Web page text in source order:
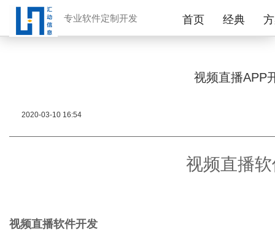
专业软件定制开发 首页 经典
视频直播APP
2020-03-10 16:54
视频直播
视频直播软件开发